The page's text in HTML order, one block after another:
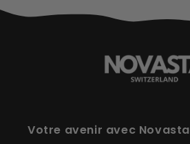
Votre avenir avec Novasta